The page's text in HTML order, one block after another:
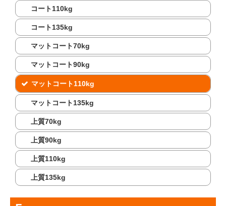
コート110kg
コート135kg
マットコート70kg
マットコート90kg
マットコート110kg
マットコート135kg
上質70kg
上質90kg
上質110kg
上質135kg